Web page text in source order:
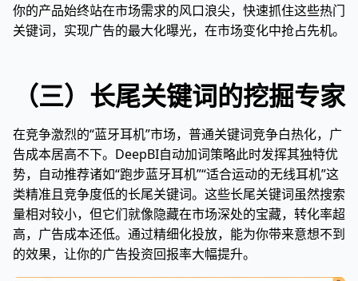
你的产品始终站在市场需求的风口浪尖，快速抓住这些热门
关键词，实现广告的最大化曝光，在市场变化中抢占先机。
（三）长尾关键词的挖掘专家
在竞争激烈的“蓝牙耳机”市场，普通关键词竞争白热化，广
告成本居高不下。DeepBI自动加词策略此时发挥其独特优
势，自动推荐诸如“跑步蓝牙耳机”“适合运动的无线耳机”这
类精准且竞争度低的长尾关键词。这些长尾关键词虽然搜索
量相对较小，但它们就像隐藏在市场深处的宝藏，转化率超
高，广告成本还低。通过精细化投放，能为你带来意想不到
的效果，让你的广告投资回报率大幅提升。